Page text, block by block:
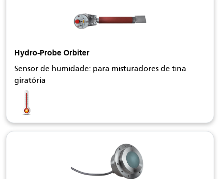
Hydro-Probe Orbiter
Sensor de humidade: para misturadores de tina
giratória